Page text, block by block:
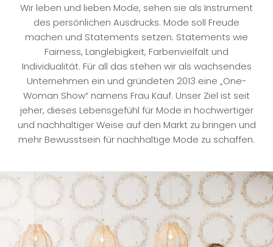
Wir leben und lieben Mode, sehen sie als Instrument
des persönlichen Ausdrucks. Mode soll Freude
machen und Statements setzen. Statements wie
Fairness, Langlebigkeit, Farbenvielfalt und
Individualität. Für all das stehen wir als wachsendes
Unternehmen ein und gründeten 2013 eine „One-
Woman Show“ namens Frau Kauf. Unser Ziel ist seit
jeher, dieses Lebensgefühl für Mode in hochwertiger
und nachhaltiger Weise auf den Markt zu bringen und
mehr Bewusstsein für nachhaltige Mode zu schaffen.